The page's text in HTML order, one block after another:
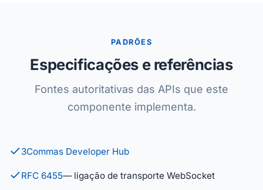
PADRÕES
Especificações e referências
Fontes autoritativas das APIs que este
componente implementa.
3Commas Developer Hub
RFC 6455— ligação de transporte WebSocket